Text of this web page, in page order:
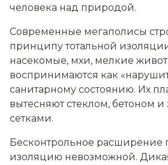
человека над природой.
Современные мегаполисы
принципу тотальной
насекомые, мхи, мелкие
воспринимаются как
санитарному состоянию. Их
вытесняют стеклом, бетоном
сетками.
Бесконтрольное расширение
изоляцию невозможной.